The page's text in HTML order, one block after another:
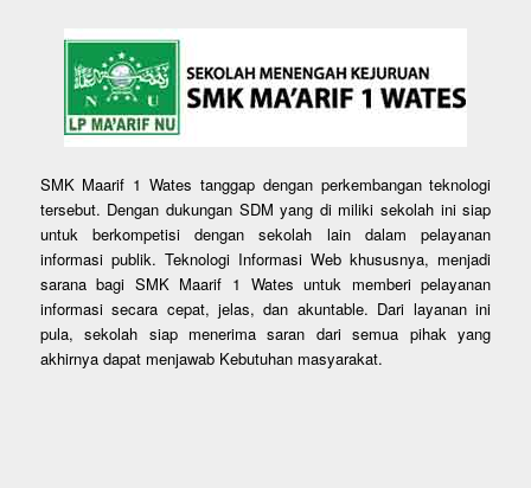
SMK Maarif 1 Wates tanggap dengan perkembangan teknologi
tersebut. Dengan dukungan SDM yang di miliki sekolah ini siap
untuk berkompetisi dengan sekolah lain dalam pelayanan
informasi publik. Teknologi Informasi Web khususnya, menjadi
sarana bagi SMK Maarif 1 Wates untuk memberi pelayanan
informasi secara cepat, jelas, dan akuntable. Dari layanan ini
pula, sekolah siap menerima saran dari semua pihak yang
akhirnya dapat menjawab Kebutuhan masyarakat.